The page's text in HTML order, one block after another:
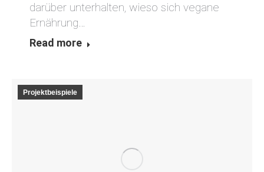
darüber unterhalten, wieso sich vegane
Ernährung…
Read more
Projektbeispiele